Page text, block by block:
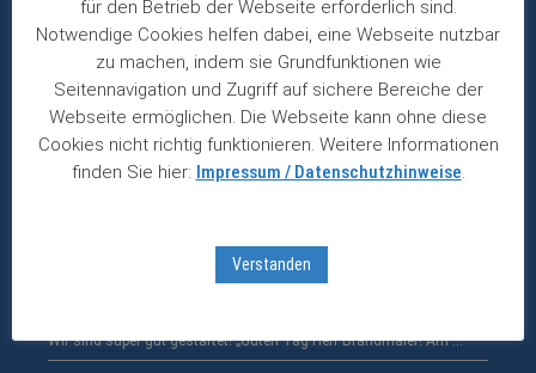
ITW glänzt mit stabilem Wachstum
Gewinn legt langfristig um durchschnittlich sieben Prozent zu. Der
amerikanische …
Heineken erhöht Zwischendividende
Bierriese profitiert von Wachstum in Asien und Afrika. Eigentlich
Fuchs mit starkem erstem Halbjahr
Umsatz und Gewinn wachsen zweistellig – Schaden an Fabrik in …
Wir sind super gut gestartet! „Guten Tag Herr Brandmaier! Am …
für den Betrieb der Webseite erforderlich sind.
Notwendige Cookies helfen dabei, eine Webseite nutzbar
zu machen, indem sie Grundfunktionen wie
Seitennavigation und Zugriff auf sichere Bereiche der
Webseite ermöglichen. Die Webseite kann ohne diese
Cookies nicht richtig funktionieren. Weitere Informationen
finden Sie hier: Impressum / Datenschutzhinweise.
Verstanden